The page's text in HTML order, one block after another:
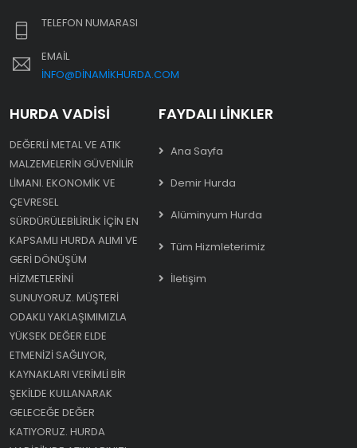
TELEFON NUMARASI
EMAIL
INFO@DINAMIKHURDA.COM
HURDA VADISI
DEĞERLI METAL VE ATIK
MALZEMELERIN GÜVENILIR
LIMANI. EKONOMIK VE
ÇEVRESEL
SÜRDÜRÜLEBILIRLIK IÇIN EN
KAPSAMLI HURDA ALIMI VE
GERI DÖNÜŞÜM
HIZMETLERINI
SUNUYORUZ. MÜŞTERI
ODAKLI YAKLAŞIMIMIZLA
YÜKSEK DEĞER ELDE
ETMENIZI SAĞLIYOR,
KAYNAKLARI VERIMLI BIR
ŞEKILDE KULLANARAK
GELECEĞE DEĞER
KATIYORUZ. HURDA
FAYDALI LINKLER
Ana Sayfa
Demir Hurda
Alüminyum Hurda
Tüm Hizmleterimiz
İletişim